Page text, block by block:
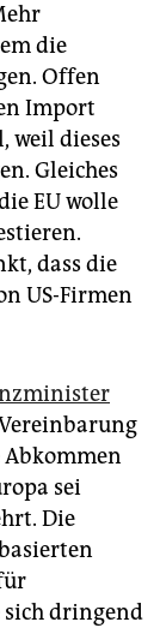
die
Offen
Import
weil dieses
Gleiches
EU wolle
dass die
US-Firmen
Abkommen
sei
Die
sich dringend